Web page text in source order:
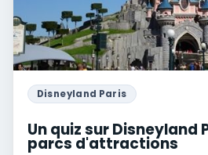
Disneyland Paris
Un quiz sur Disneyland
parcs d'attractions